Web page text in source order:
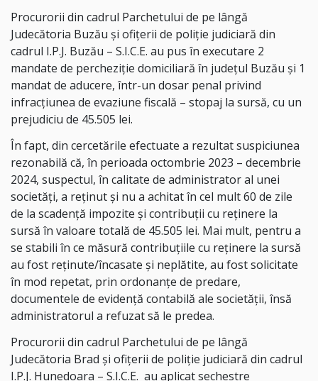
Procurorii din cadrul Parchetului de pe lângă
Judecătoria Buzău și ofițerii de poliție judiciară din
cadrul I.P.J. Buzău – S.I.C.E. au pus în executare 2
mandate de percheziție domiciliară în județul Buzău și 1
mandat de aducere, într-un dosar penal privind
infracțiunea de evaziune fiscală – stopaj la sursă, cu un
prejudiciu de 45.505 lei.
În fapt, din cercetările efectuate a rezultat suspiciunea
rezonabilă că, în perioada octombrie 2023 – decembrie
2024, suspectul, în calitate de administrator al unei
societăți, a reținut și nu a achitat în cel mult 60 de zile
de la scadență impozite și contribuții cu reținere la
sursă în valoare totală de 45.505 lei. Mai mult, pentru a
se stabili în ce măsură contribuțiile cu reținere la sursă
au fost reținute/încasate și neplătite, au fost solicitate
în mod repetat, prin ordonanțe de predare,
documentele de evidență contabilă ale societății, însă
administratorul a refuzat să le predea.
Procurorii din cadrul Parchetului de pe lângă
Judecătoria Brad și ofițerii de poliție judiciară din cadrul
I.P.J. Hunedoara – S.I.C.E. au aplicat sechestre